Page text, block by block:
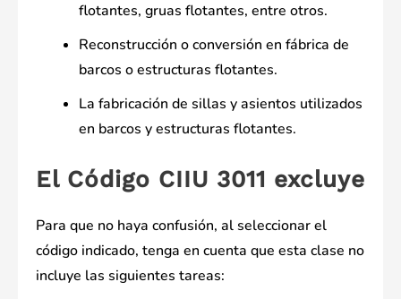
flotantes, gruas flotantes, entre otros.
Reconstrucción o conversión en fábrica de
barcos o estructuras flotantes.
La fabricación de sillas y asientos utilizados
en barcos y estructuras flotantes.
El Código CIIU 3011 excluye
Para que no haya confusión, al seleccionar el
código indicado, tenga en cuenta que esta clase no
incluye las siguientes tareas: